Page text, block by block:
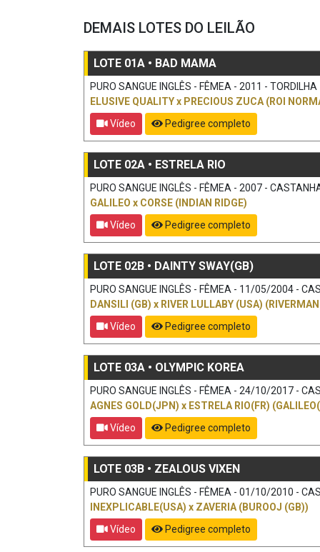
DEMAIS LOTES DO LEILÃO
LOTE 01A • BAD MAMA
PURO SANGUE INGLÊS - FÊMEA - 2011 - TORDILHA
ELUSIVE QUALITYx PRECIOUS ZUCA (ROI
Vídeo
Pedigree completo
LOTE 02A • ESTRELA RIO
PURO SANGUE INGLÊS - FÊMEA - 2007 -
GALILEO x CORSE (INDIAN RIDGE)
Vídeo
Pedigree completo
LOTE 02B • DAINTY SWAY(GB)
PURO SANGUE INGLÊS - FÊMEA - 11/05/2004 -
DANSILI (GB) x RIVER LULLABY (USA)
Vídeo
Pedigree completo
LOTE 03A • OLYMPIC KOREA
PURO SANGUE INGLÊS - FÊMEA - 24/10/2017 -
AGNES GOLD(JPN) x ESTRELA RIO(FR)
Vídeo
Pedigree completo
LOTE 03B • ZEALOUS VIXEN
PURO SANGUE INGLÊS - FÊMEA - 01/10/2010 -
INEXPLICABLE(USA) x ZAVERIA (BUROOJ (GB))
Vídeo
Pedigree completo